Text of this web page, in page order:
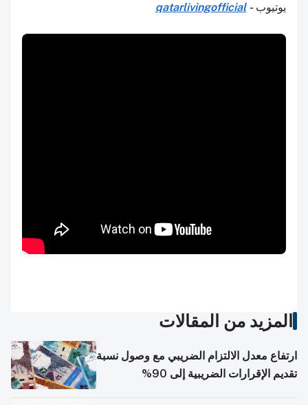
يوتيوب-
qatarlivingofficial
المزيد من المقالات
ارتفاع معدل الالتزام الضريبي مع وصول نسبة
تقديم الإقرارات الضريبية إلى 90%